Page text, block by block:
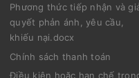
Chính sách bảo mật
Điều khoản sử dụng
Phương thức tiếp nhận và giải
quyết phản ánh, yêu cầu,